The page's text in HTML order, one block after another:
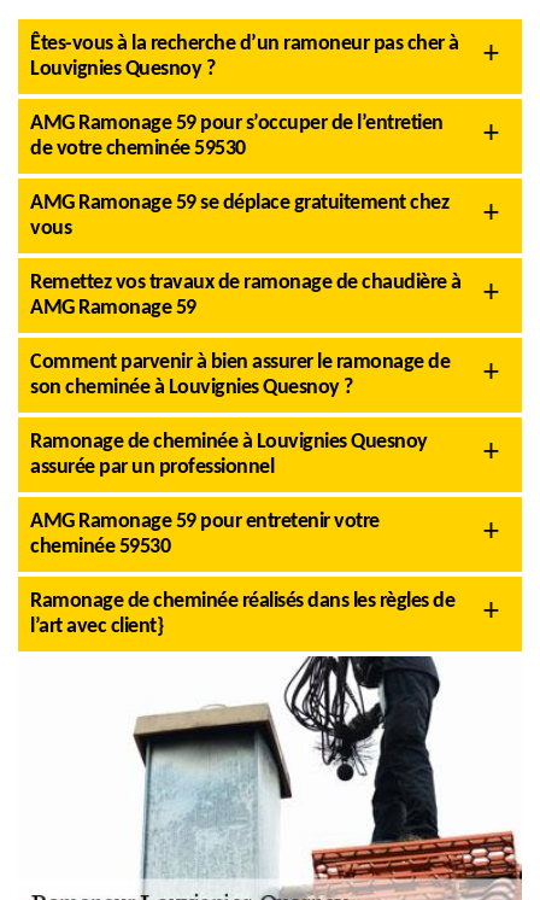
Êtes-vous à la recherche d’un ramoneur pas cher à
Louvignies Quesnoy ?
AMG Ramonage 59 pour s’occuper de l’entretien
de votre cheminée 59530
AMG Ramonage 59 se déplace gratuitement chez
vous
Remettez vos travaux de ramonage de chaudière à
AMG Ramonage 59
Comment parvenir à bien assurer le ramonage de
son cheminée à Louvignies Quesnoy ?
Ramonage de cheminée à Louvignies Quesnoy
assurée par un professionnel
AMG Ramonage 59 pour entretenir votre
cheminée 59530
Ramonage de cheminée réalisés dans les règles de
l’art avec client}